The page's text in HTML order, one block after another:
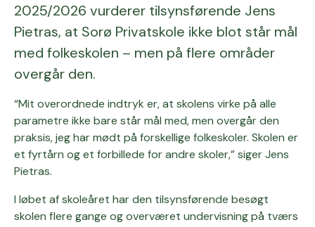
2025/2026 vurderer tilsynsførende Jens
Pietras, at Sorø Privatskole ikke blot står mål
med folkeskolen – men på flere områder
overgår den.
“Mit overordnede indtryk er, at skolens virke på alle
parametre ikke bare står mål med, men overgår den
praksis, jeg har mødt på forskellige folkeskoler. Skolen er
et fyrtårn og et forbillede for andre skoler,” siger Jens
Pietras.
I løbet af skoleåret har den tilsynsførende besøgt
skolen flere gange og overværet undervisning på tværs